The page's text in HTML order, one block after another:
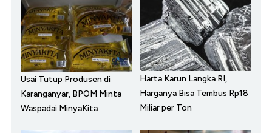
Usai Tutup Produsen di
Karanganyar, BPOM Minta
Waspadai MinyaKita
Harta Karun Langka RI,
Harganya Bisa Tembus Rp18
Miliar per Ton